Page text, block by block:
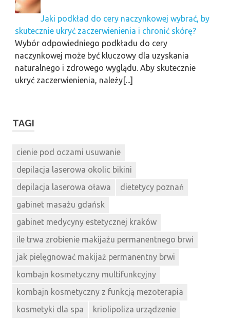
Jaki podkład do cery naczynkowej wybrać, by
skutecznie ukryć zaczerwienienia i chronić skórę?
Wybór odpowiedniego podkładu do cery
naczynkowej może być kluczowy dla uzyskania
naturalnego i zdrowego wyglądu. Aby skutecznie
ukryć zaczerwienienia, należy[...]
TAGI
cienie pod oczami usuwanie
depilacja laserowa okolic bikini
depilacja laserowa oława
dietetycy poznań
gabinet masażu gdańsk
gabinet medycyny estetycznej kraków
ile trwa zrobienie makijażu permanentnego brwi
jak pielęgnować makijaż permanentny brwi
kombajn kosmetyczny multifunkcyjny
kombajn kosmetyczny z funkcją mezoterapia
kosmetyki dla spa
kriolipoliza urządzenie